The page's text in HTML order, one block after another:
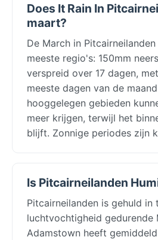
Does It Rain In
maart?
De March in
meeste regio's: 150mm
verspreid over 17 dagen,
meeste dagen van de
hooggelegen gebieden
meer krijgen, terwijl het
blijft. Zonnige periodes zijn
Is Pitcairneilanden
Pitcairneilanden is gehuld
luchtvochtigheid gedurende
Adamstown heeft